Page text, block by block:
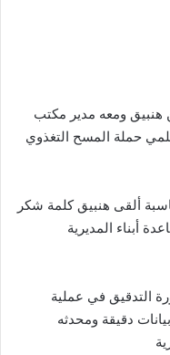
هنبيق ومعه مدير مكتب
حملة المسح التغذوي
ألقى هنبيق كلمة شكر
أبناء المديرية
التدقيق في عملية
دقيقة ومحدثه